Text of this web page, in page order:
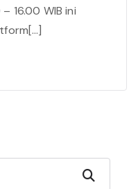
16.00 WIB ini
Search